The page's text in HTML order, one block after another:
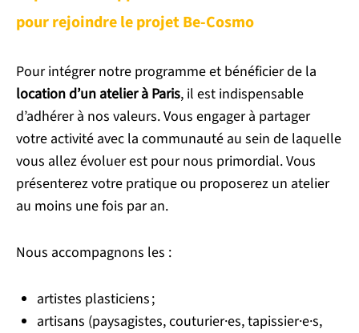
pour rejoindre le projet Be-Cosmo
Pour intégrer notre programme et bénéficier de la
location d’un atelier à Paris, il est indispensable
d’adhérer à nos valeurs. Vous engager à partager
votre activité avec la communauté au sein de laquelle
vous allez évoluer est pour nous primordial. Vous
présenterez votre pratique ou proposerez un atelier
au moins une fois par an.
Nous accompagnons les :
artistes plasticiens ;
artisans (paysagistes, couturier·es, tapissier·e·s,